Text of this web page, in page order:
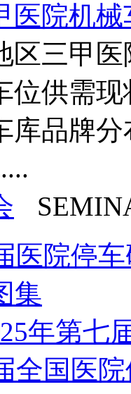
医院机
区三甲
位供需
库品牌
医院停
集
年第七
全国医